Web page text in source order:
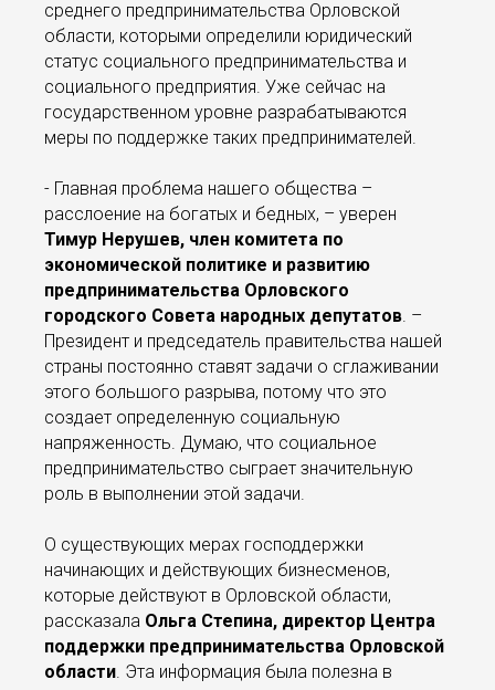
среднего предпринимательства Орловской
области, которыми определили юридический
статус социального предпринимательства и
социального предприятия. Уже сейчас на
государственном уровне разрабатываются
меры по поддержке таких предпринимателей.
- Главная проблема нашего общества –
расслоение на богатых и бедных, – уверен
Тимур Нерушев, член комитета по
экономической политике и развитию
предпринимательства Орловского
городского Совета народных депутатов. –
Президент и председатель правительства нашей
страны постоянно ставят задачи о сглаживании
этого большого разрыва, потому что это
создает определенную социальную
напряженность. Думаю, что социальное
предпринимательство сыграет значительную
роль в выполнении этой задачи.
О существующих мерах господдержки
начинающих и действующих бизнесменов,
которые действуют в Орловской области,
рассказала Ольга Степина, директор Центра
поддержки предпринимательства Орловской
области. Эта информация была полезна в